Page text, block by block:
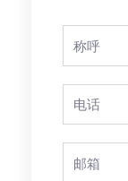
Name
Phone
Email